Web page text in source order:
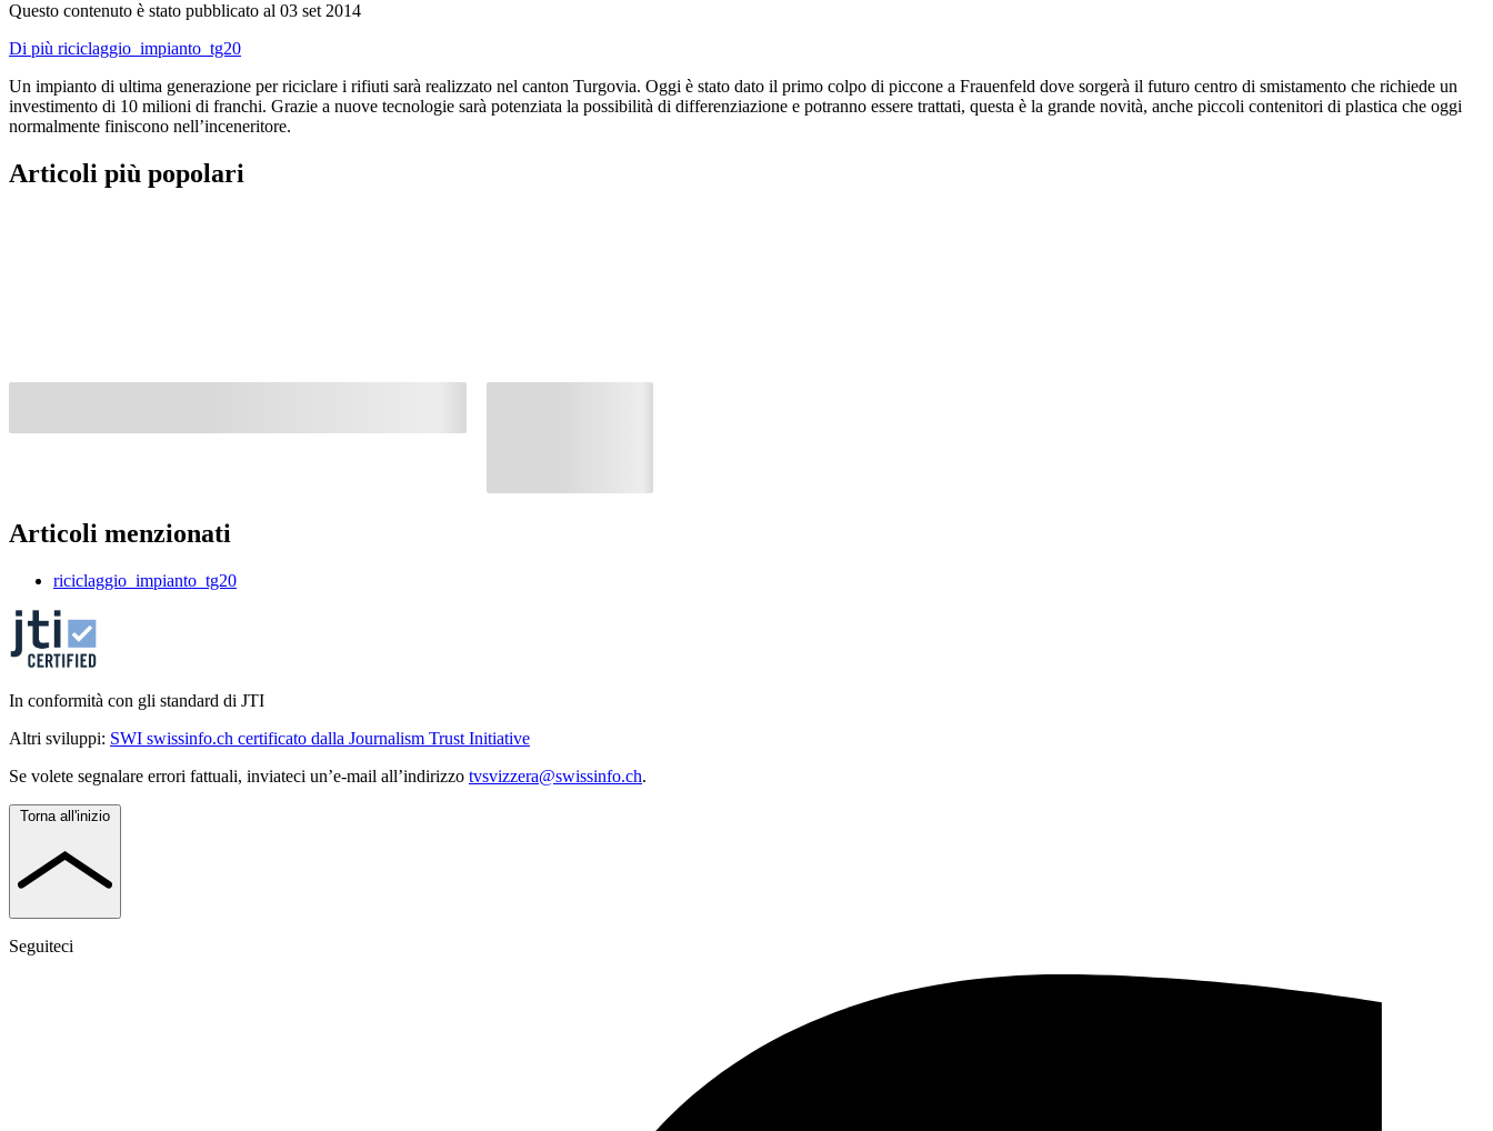
Questo contenuto è stato pubblicato al 03 set 2014
Di più riciclaggio_impianto_tg20
Un impianto di ultima generazione per riciclare i rifiuti sarà realizzato nel canton Turgovia. Oggi è stato dato il primo colpo di piccone a Frauenfeld dove sorgerà il futuro centro di smistamento che richiede un
investimento di 10 milioni di franchi. Grazie a nuove tecnologie sarà potenziata la possibilità di differenziazione e potranno essere trattati, questa è la grande novità, anche piccoli contenitori di plastica che oggi
normalmente finiscono nell’inceneritore.
Articoli più popolari
Articoli menzionati
riciclaggio_impianto_tg20
In conformità con gli standard di JTI
Altri sviluppi: SWI swissinfo.ch certificato dalla Journalism Trust Initiative
Se volete segnalare errori fattuali, inviateci un’e-mail all’indirizzo tvsvizzera@swissinfo.ch.
Torna all'inizio
Seguiteci